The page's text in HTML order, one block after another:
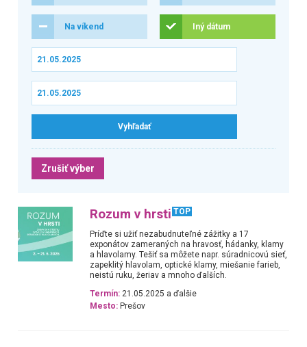
Na víkend Iný dátum
Zrušiť výber
Rozum v hrsti TOP
Príďte si užiť nezabudnuteľné zážitky a 17
exponátov zameraných na hravosť, hádanky, klamy
a hlavolamy. Tešiť sa môžete napr. súradnicovú sieť,
zapeklitý hlavolam, optické klamy, miešanie farieb,
neistú ruku, žeriav a mnoho ďalších.
Termín: 21.05.2025 a ďalšie
Mesto: Prešov